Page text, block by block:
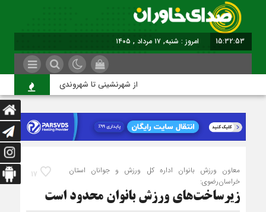
15:32:53 امروز : شنبه, ۱۷ مرداد , ۱۴۰۵
از شهرنشینی تا شهروندی
17
معاون ورزش بانوان اداره کل ورزش و جوانان استان
خراسان‌رضوی:
زیرساخت‌های ورزش بانوان محدود است